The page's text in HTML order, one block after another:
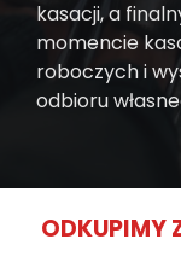
kasacji, a
momencie
roboczych i
odbioru
ODKUPIMY